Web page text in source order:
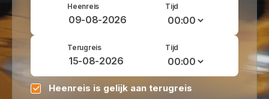
Heenreis Tijd
Terugreis Tijd
Heenreis is gelijk aan terugreis